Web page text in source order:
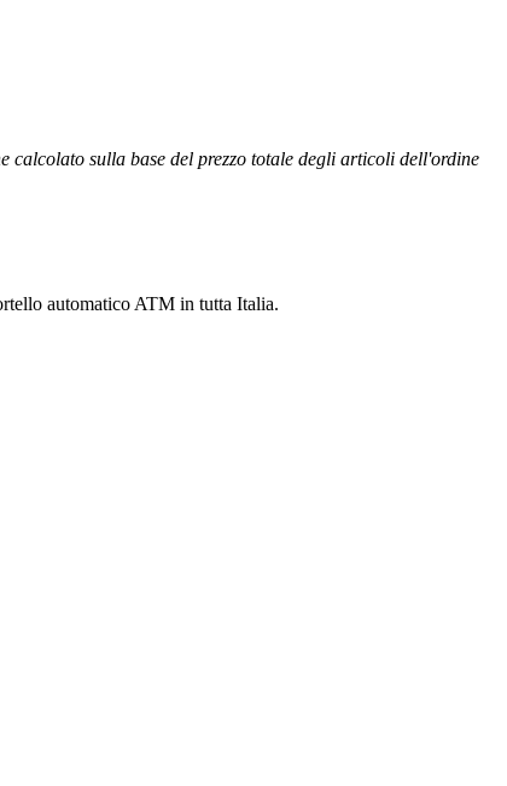
calcolato sulla base del prezzo totale degli articoli dell'ordine
automatico ATM in tutta Italia.